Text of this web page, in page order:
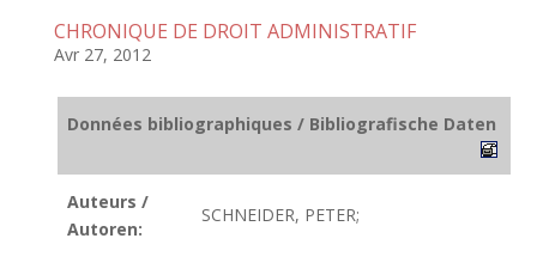
CHRONIQUE DE DROIT ADMINISTRATIF
Avr 27, 2012
Données bibliographiques / Bibliografische Daten
Auteurs /
Autoren:
SCHNEIDER, PETER;